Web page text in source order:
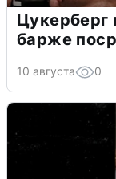
Цукерберг
барже
10 августа 0